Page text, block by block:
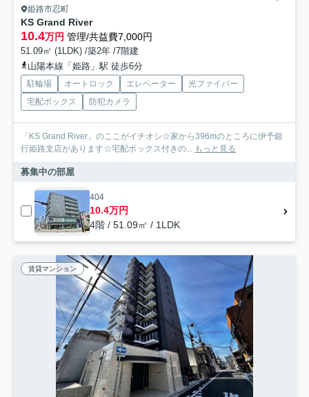
姫路市忍町
KS Grand River
10.4万円 管理/共益費7,000円
51.09㎡ (1LDK) /築2年 /7階建
山陽本線「姫路」駅 徒歩6分
駐輪場 オートロック エレベーター
光ファイバー
宅配ボックス
防犯カメラ
「KS Grand River」のここがイチオシ☆家から396mのところに伊予銀
行姫路支店があります☆宅配ボックス付きの...
もっと見る
募集中の部屋
404
10.4万円
4階 / 51.09㎡ / 1LDK
賃貸マンション